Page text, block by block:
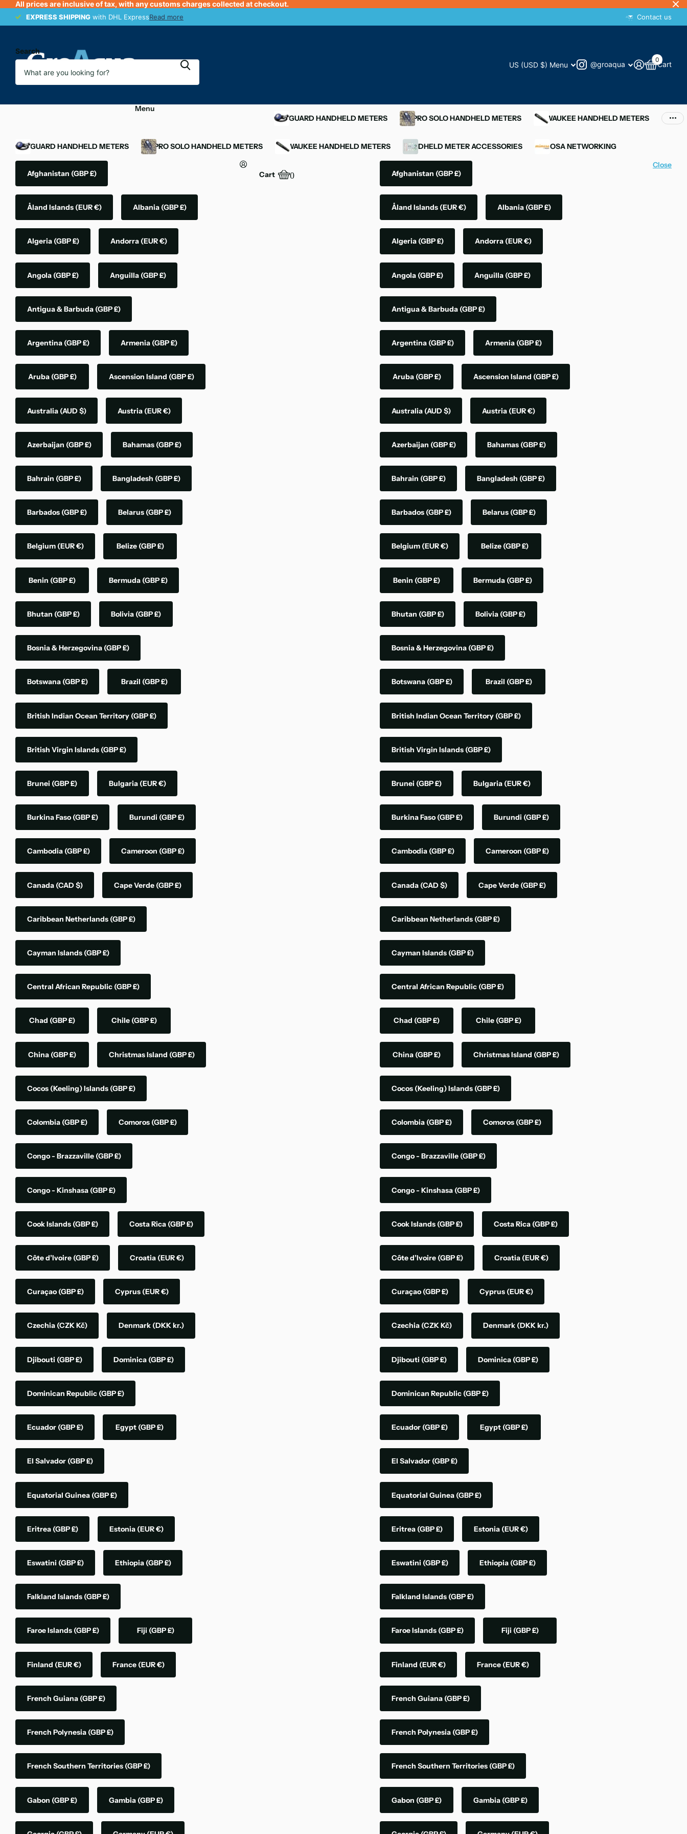
All prices are inclusive of tax, with any customs charges collected at checkout.
EXPRESS SHIPPING with DHL ExpressRead more
EXPRESS SHIPPING Contact us
Search
US (USD $) Menu @groaqua Cart
0
Menu
OXYGUARD HANDHELD METERS
YSI PRO SOLO HANDHELD METERS MILWAUKEE HANDHELD METERS
OXYGUARD HANDHELD METERS YSI PRO SOLO HANDHELD METERS MILWAUKEE HANDHELD METERS HANDHELD METER ACCESSORIES MIMOSA NETWORKING
Afghanistan (GBP £)
Åland Islands (EUR €) Albania (GBP £)
Algeria (GBP £) Andorra (EUR €)
Angola (GBP £) Anguilla (GBP £)
Antigua & Barbuda (GBP £)
Argentina (GBP £) Armenia (GBP £)
Aruba (GBP £) Ascension Island (GBP £)
Australia (AUD $) Austria (EUR €)
Azerbaijan (GBP £) Bahamas (GBP £)
Bahrain (GBP £) Bangladesh (GBP £)
Barbados (GBP £) Belarus (GBP £)
Belgium (EUR €) Belize (GBP £)
Benin (GBP £) Bermuda (GBP £)
Bhutan (GBP £) Bolivia (GBP £)
Bosnia & Herzegovina (GBP £)
Botswana (GBP £) Brazil (GBP £)
British Indian Ocean Territory (GBP £)
British Virgin Islands (GBP £)
Brunei (GBP £) Bulgaria (EUR €)
Burkina Faso(GBP £) Burundi (GBP £)
Cambodia (GBP £) Cameroon (GBP £)
Canada (CAD $) Cape Verde (GBP £)
Caribbean Netherlands (GBP £)
Cayman Islands (GBP £)
Central African Republic (GBP £)
Chad (GBP £) Chile (GBP £)
China (GBP £) Christmas Island (GBP £)
Cocos (Keeling) Islands (GBP £)
Colombia (GBP £) Comoros (GBP £)
Congo - Brazzaville (GBP £)
Congo - Kinshasa (GBP £)
Cook Islands (GBP £) Costa Rica (GBP £)
Côte d’Ivoire (GBP £) Croatia (EUR €)
Curaçao(GBP £) Cyprus (EUR €)
Czechia (CZK Kč) Denmark (DKK kr.)
Djibouti (GBP £) Dominica (GBP £)
Dominican Republic (GBP £)
Ecuador (GBP £) Egypt (GBP £)
El Salvador (GBP £)
Equatorial Guinea (GBP £)
Eritrea (GBP £) Estonia (EUR €)
Eswatini (GBP £) Ethiopia (GBP £)
Falkland Islands (GBP £)
Faroe Islands (GBP £) Fiji (GBP £)
Finland (EUR €) France (EUR €)
French Guiana (GBP £)
French Polynesia (GBP £)
French Southern Territories (GBP £)
Gabon (GBP £) Gambia (GBP £)
Cart 0 Afghanistan (GBP £)
Åland Islands (EUR €) Albania (GBP £)
Algeria (GBP £) Andorra (EUR €)
Angola (GBP £) Anguilla (GBP £)
Antigua & Barbuda (GBP £)
Argentina (GBP £) Armenia (GBP £)
Aruba (GBP £) Ascension Island (GBP £)
Australia (AUD $) Austria (EUR €)
Azerbaijan (GBP £) Bahamas (GBP £)
Bahrain (GBP £) Bangladesh (GBP £)
Barbados (GBP £) Belarus (GBP £)
Belgium (EUR €) Belize (GBP £)
Benin (GBP £) Bermuda (GBP £)
Bhutan (GBP £) Bolivia (GBP £)
Bosnia & Herzegovina (GBP £)
Botswana (GBP £) Brazil (GBP £)
British Indian Ocean Territory (GBP £)
British Virgin Islands (GBP £)
Brunei (GBP £) Bulgaria (EUR €)
Burkina Faso(GBP £) Burundi (GBP £)
Cambodia (GBP £) Cameroon (GBP £)
Canada (CAD $) Cape Verde (GBP £)
Caribbean Netherlands (GBP £)
Cayman Islands (GBP £)
Central African Republic (GBP £)
Chad (GBP £) Chile (GBP £)
China (GBP £) Christmas Island (GBP £)
Cocos (Keeling) Islands (GBP £)
Colombia (GBP £) Comoros (GBP £)
Congo - Brazzaville (GBP £)
Congo - Kinshasa (GBP £)
Cook Islands (GBP £) Costa Rica (GBP £)
Côte d’Ivoire (GBP £) Croatia (EUR €)
Curaçao(GBP £) Cyprus (EUR €)
Czechia (CZK Kč) Denmark (DKK kr.)
Djibouti (GBP £) Dominica (GBP £)
Dominican Republic (GBP £)
Ecuador (GBP £) Egypt (GBP £)
El Salvador (GBP £)
Equatorial Guinea (GBP £)
Eritrea (GBP £) Estonia (EUR €)
Eswatini (GBP £) Ethiopia (GBP £)
Falkland Islands (GBP £)
Faroe Islands (GBP £) Fiji (GBP £)
Finland (EUR €) France (EUR €)
French Guiana (GBP £)
French Polynesia (GBP £)
French Southern Territories (GBP £)
Gabon (GBP £) Gambia (GBP £)
Close